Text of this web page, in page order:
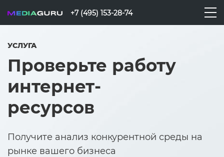
+7 (495) 153-28-74
УСЛУГА
Проверьте работу
интернет-
ресурсов
Получите анализ конкурентной среды на
рынке вашего бизнеса